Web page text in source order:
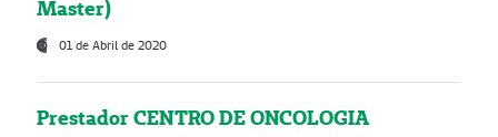
Master)
01 de Abril de 2020
Prestador CENTRO DE ONCOLOGIA